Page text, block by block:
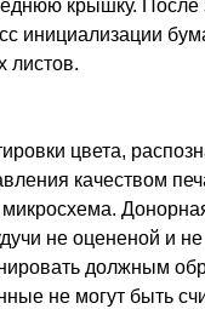
крышку. После
инициализации
листов.
цвета,
качеством
не оцененой и
должным
не могут быть